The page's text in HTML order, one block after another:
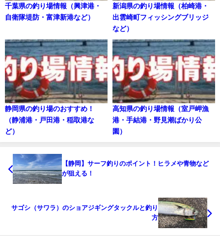
千葉県の釣り場情報（興津港・
自衛隊堤防・富津新港など）
新潟県の釣り場情報（柏崎港・
出雲崎町フィッシングブリッジ
など）
静岡県の釣り場のおすすめ！
（静浦港・戸田港・稲取港な
ど）
高知県の釣り場情報（室戸岬漁
港・手結港・野見潮ばかり公
園）
【静岡】サーフ釣りのポイント！ヒラメや青物など
が狙える！
サゴシ（サワラ）のショアジギングタックルと釣り
方